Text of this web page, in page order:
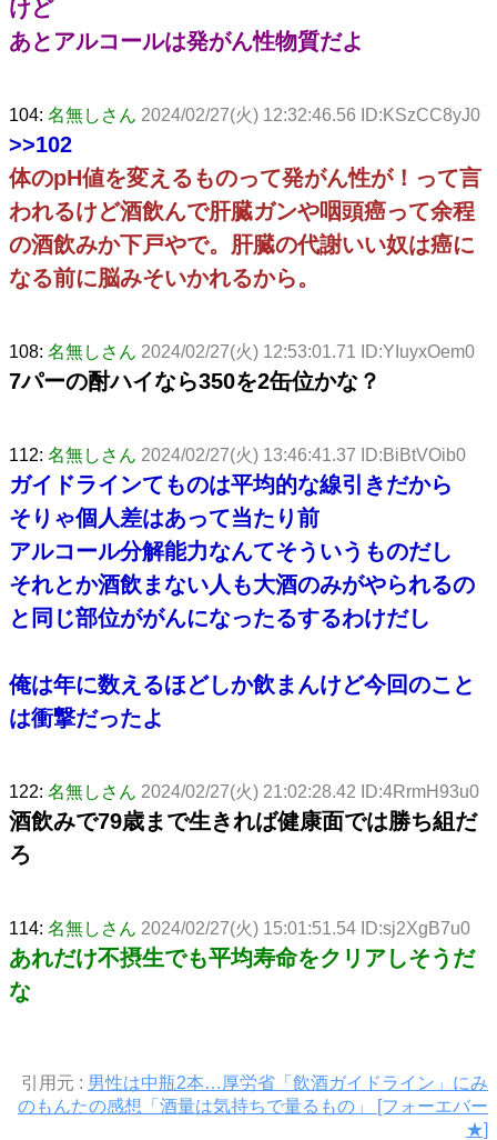
けど
あとアルコールは発がん性物質だよ
104: 名無しさん 2024/02/27(火) 12:32:46.56 ID:KSzCC8yJ0
>>102
体のpH値を変えるものって発がん性が！って言
われるけど酒飲んで肝臓ガンや咽頭癌って余程
の酒飲みか下戸やで。肝臓の代謝いい奴は癌に
なる前に脳みそいかれるから。
108: 名無しさん 2024/02/27(火) 12:53:01.71 ID:YIuyxOem0
7パーの酎ハイなら350を2缶位かな？
112: 名無しさん 2024/02/27(火) 13:46:41.37 ID:BiBtVOib0
ガイドラインてものは平均的な線引きだから
そりゃ個人差はあって当たり前
アルコール分解能力なんてそういうものだし
それとか酒飲まない人も大酒のみがやられるの
と同じ部位ががんになったるするわけだし
俺は年に数えるほどしか飲まんけど今回のこと
は衝撃だったよ
122: 名無しさん 2024/02/27(火) 21:02:28.42 ID:4RrmH93u0
酒飲みで79歳まで生きれば健康面では勝ち組だ
ろ
114: 名無しさん 2024/02/27(火) 15:01:51.54 ID:sj2XgB7u0
あれだけ不摂生でも平均寿命をクリアしそうだ
な
引用元 : 男性は中瓶2本…厚労省「飲酒ガイドライン」にみ
のもんたの感想「酒量は気持ちで量るもの」 [フォーエバー
★]